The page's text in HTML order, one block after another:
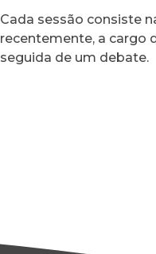
Cada sessão consiste
recentemente, a cargo
seguida de um debate.